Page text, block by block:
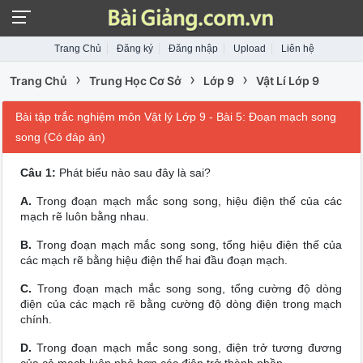
Trang Chủ Đăng ký Đăng nhập Upload Liên hệ
Trang Chủ › Trung Học Cơ Sở › Lớp 9 › Vật Lí Lớp 9
Bài tập trắc nghiệm môn Vật lý Lớp 9 - Bài 5: Đoạn mạch song
song (Có đáp án)
Câu 1: Phát biểu nào sau đây là sai?
A.Trong đoạn mạch mắc song song, hiệu điện thế của các
mạch rẽ luôn bằng nhau.
B. Trong đoạn mạch mắc song song, tổng hiệu điện thế của
các mạch rẽ bằng hiệu điện thế hai đầu đoạn mạch.
C.Trong đoạn mạch mắc song song, tổng cường độ dòng
điện của các mạch rẽ bằng cường độ dòng điện trong mạch
chính.
D.Trong đoạn mạch mắc song song, điện trở tương đương